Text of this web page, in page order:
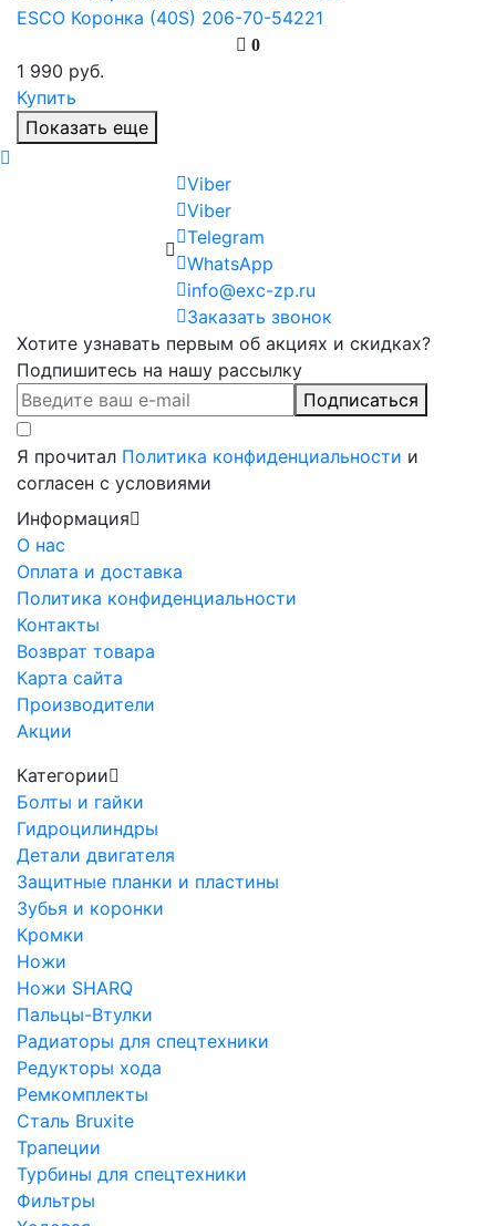
ESCO Коронка (40S) 206-70-54221
0
1 990 руб.
Купить
Показать еще
Viber
Viber
Telegram
WhatsApp
info@exc-zp.ru
Заказать звонок
Хотите узнавать первым об акциях и скидках?
Подпишитесь на нашу рассылку
Подписаться
Я прочитал Политика конфиденциальности и
согласен с условиями
Информация
О нас
Оплата и доставка
Политика конфиденциальности
Контакты
Возврат товара
Карта сайта
Производители
Акции
Категории
Болты и гайки
Гидроцилиндры
Детали двигателя
Защитные планки и пластины
Зубья и коронки
Кромки
Ножи
Ножи SHARQ
Пальцы-Втулки
Радиаторы для спецтехники
Редукторы хода
Ремкомплекты
Сталь Bruxite
Трапеции
Турбины для спецтехники
Фильтры